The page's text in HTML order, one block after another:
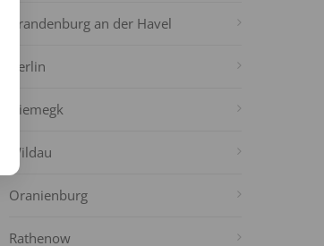
Brandenburg an der Havel
Berlin
Niemegk
Wildau
Oranienburg
Rathenow